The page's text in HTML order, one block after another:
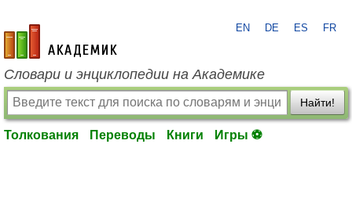
academic.ru
EN DE ES FR
Словари и энциклопедии на Академике
Найти!
Толкования Переводы Книги Игры ⚽